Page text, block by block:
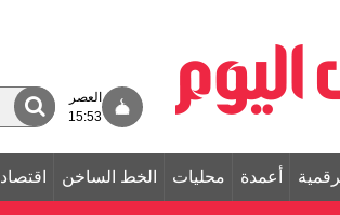
العصر
15:53
أعمدة محليات الخط الساخن اقتصاد